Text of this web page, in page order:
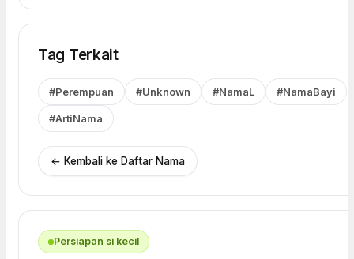
Tag Terkait
#Perempuan #Unknown #NamaL #NamaBayi
#ArtiNama
← Kembali ke Daftar Nama
Persiapan si kecil